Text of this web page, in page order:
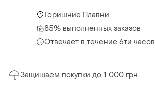
Горишние Плавни
85% выполненных заказов
Отвечает в течение 6ти часов
Защищаем покупки до 1 000 грн